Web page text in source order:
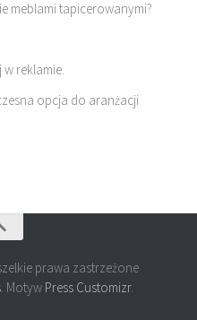
meblami tapicerowanymi?
reklamie.
opcja do aranżacji
prawa zastrzeżone
. Motyw Press Customizr.